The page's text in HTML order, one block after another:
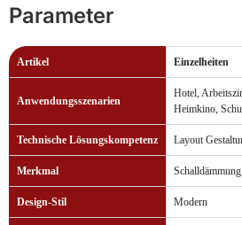
Parameter
Artikel Einzelheiten
Anwendungsszenarien
Hotel,
Heimkino,
Technische Lösungskompetenz Layout
Merkmal Schalldämmung
Design-Stil Modern